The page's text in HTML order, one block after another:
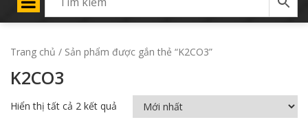
Trang chủ / Sản phẩm được gắn thẻ “K2CO3”
K2CO3
Hiển thị tất cả 2 kết quả